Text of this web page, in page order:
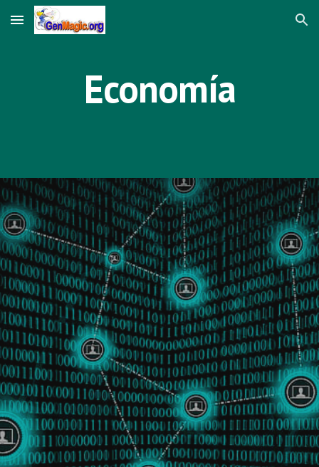
Skip to main content Skip to navigation
Economía